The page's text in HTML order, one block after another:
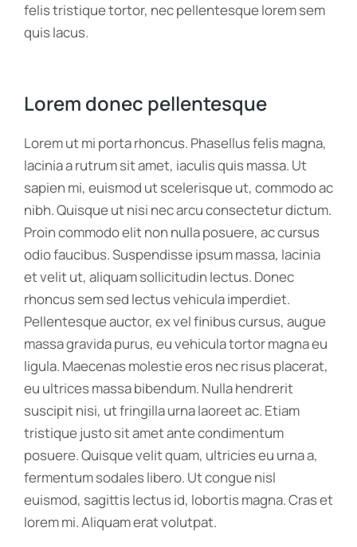
felis tristique tortor, nec pellentesque lorem sem
quis lacus.
Lorem donec pellentesque
Lorem ut mi porta rhoncus. Phasellus felis magna,
lacinia a rutrum sit amet, iaculis quis massa. Ut
sapien mi, euismod ut scelerisque ut, commodo ac
nibh. Quisque ut nisi nec arcu consectetur dictum.
Proin commodo elit non nulla posuere, ac cursus
odio faucibus. Suspendisse ipsum massa, lacinia
et velit ut, aliquam sollicitudin lectus. Donec
rhoncus sem sed lectus vehicula imperdiet.
Pellentesque auctor, ex vel finibus cursus, augue
massa gravida purus, eu vehicula tortor magna eu
ligula. Maecenas molestie eros nec risus placerat,
eu ultrices massa bibendum. Nulla hendrerit
suscipit nisi, ut fringilla urna laoreet ac. Etiam
tristique justo sit amet ante condimentum
posuere. Quisque velit quam, ultricies eu urna a,
fermentum sodales libero. Ut congue nisl
euismod, sagittis lectus id, lobortis magna. Cras et
lorem mi. Aliquam erat volutpat.